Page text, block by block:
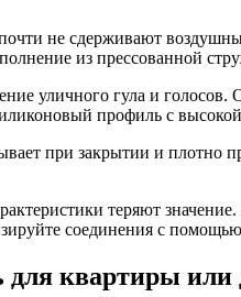
не сдерживают
из прессованной
уличного гула и
профиль с
при закрытии и плотно
теряют значение.
соединения с
для квартиры или